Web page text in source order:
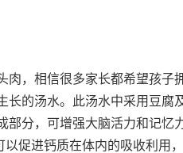
肉，相信很多家长都希望孩
长的汤水。此汤水中采用豆
部分，可增强大脑活力和记
促进钙质在体内的吸收利用